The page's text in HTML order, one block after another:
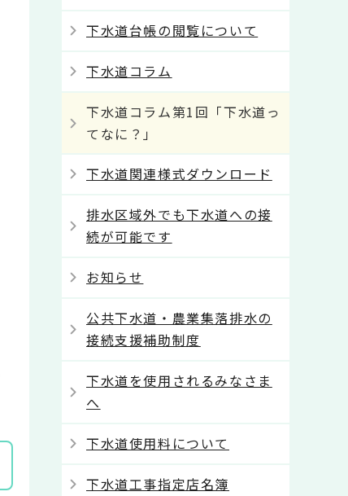
下水道台帳の閲覧について
下水道コラム
下水道コラム第1回「下水道っ
てなに？」
下水道関連様式ダウンロード
排水区域外でも下水道への接
続が可能です
お知らせ
公共下水道・農業集落排水の
接続支援補助制度
下水道を使用されるみなさま
へ
下水道使用料について
下水道工事指定店名簿